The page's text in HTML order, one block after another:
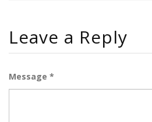
Leave a Reply
Message *